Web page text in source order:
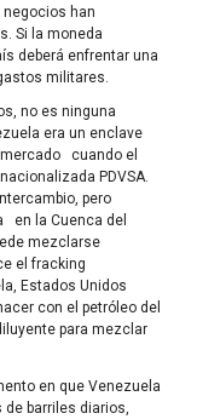
han
Si la moneda
deberá enfrentar una
militares.
no es ninguna
era un enclave
cuando el
PDVSA.
pero
en la Cuenca del
mezclarse
el fracking
Estados Unidos
con el petróleo del
para mezclar
en que Venezuela
barriles diarios,